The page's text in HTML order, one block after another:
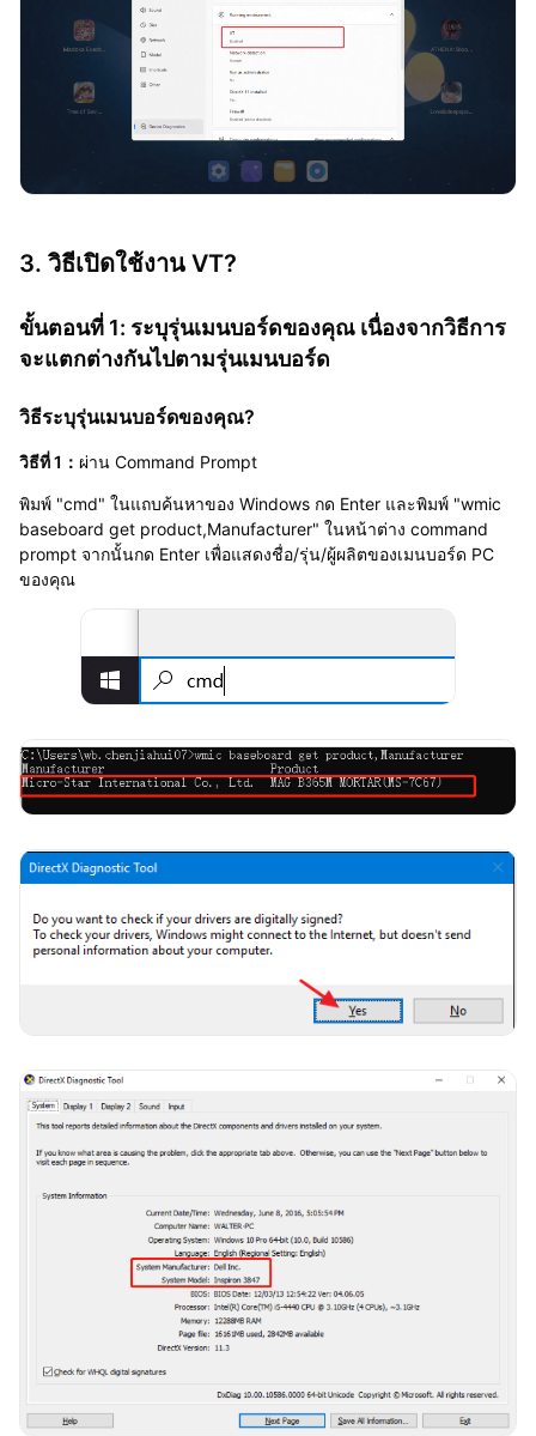
3. วิธีเปิดใช้งาน VT?
ขั้นตอนที่ 1: ระบุรุ่นเมนบอร์ดของคุณ เนื่องจากวิธีการ
จะแตกต่างกันไปตามรุ่นเมนบอร์ด
วิธีระบุรุ่นเมนบอร์ดของคุณ?
วิธีที่ 1： ผ่าน Command Prompt
พิมพ์ "cmd" ในแถบค้นหาของ Windows กด Enter และพิมพ์ "wmic
baseboard get product,Manufacturer" ในหน้าต่าง command
prompt จากนั้นกด Enter เพื่อแสดงชื่อ/รุ่น/ผู้ผลิตของเมนบอร์ด PC
ของคุณ